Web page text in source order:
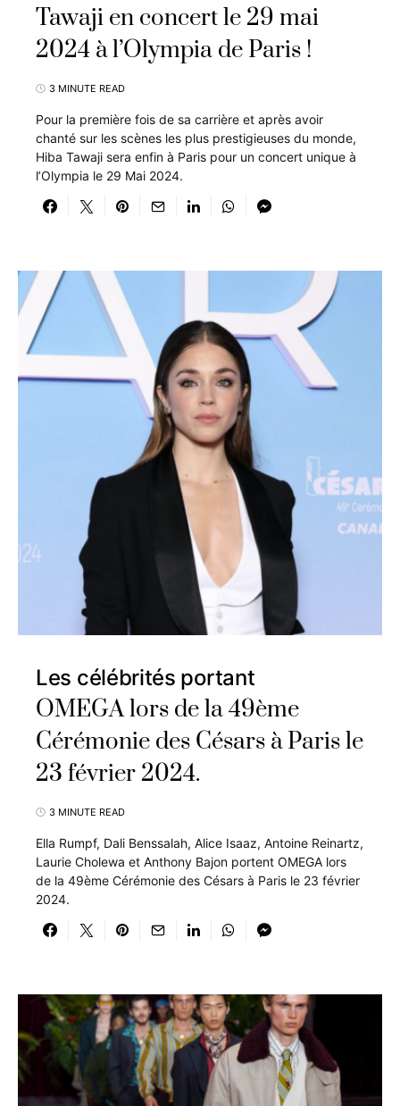
Tawaji en concert le 29 mai
2024 à l’Olympia de Paris !
3 MINUTE READ
Pour la première fois de sa carrière et après avoir
chanté sur les scènes les plus prestigieuses du monde,
Hiba Tawaji sera enfin à Paris pour un concert unique à
l’Olympia le 29 Mai 2024.
Les célébrités portant
OMEGA lors de la 49ème
Cérémonie des Césars à Paris le
23 février 2024.
3 MINUTE READ
Ella Rumpf, Dali Benssalah, Alice Isaaz, Antoine Reinartz,
Laurie Cholewa et Anthony Bajon portent OMEGA lors
de la 49ème Cérémonie des Césars à Paris le 23 février
2024.